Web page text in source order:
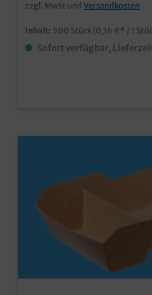
zzgl. MwSt und Versandkosten
Inhalt: 500 Stück (0,16 €* / 1
Sofort verfügbar,